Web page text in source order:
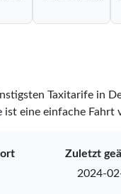
Taxitarife in
ist eine einfache
Zuletzt
2024-